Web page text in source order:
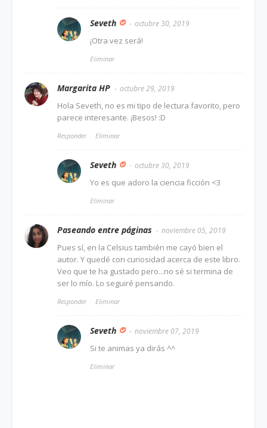
Seveth octubre 30, 2019
¡Otra vez será!
Eliminar
Margarita HP octubre 29, 2019
Hola Seveth, no es mi tipo de lectura favorito, pero
parece interesante. ¡Besos! :D
Responder Eliminar
Seveth octubre 30, 2019
Yo es que adoro la ciencia ficción <3
Eliminar
Paseando entre páginas noviembre 05, 2019
Pues sí, en la Celsius también me cayó bien el
autor. Y quedé con curiosidad acerca de este libro.
Veo que te ha gustado pero...no sé si termina de
ser lo mío. Lo seguiré pensando.
Responder Eliminar
Seveth noviembre 07, 2019
Si te animas ya dirás ^^
Eliminar